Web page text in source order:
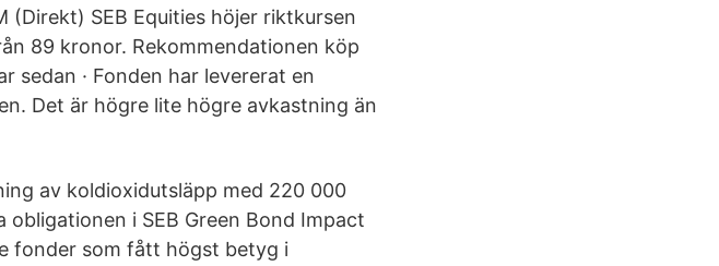
(Direkt) SEB Equities höjer riktkursen
89 kronor. Rekommendationen köp
sedan · Fonden har levererat en
Det är högre lite högre avkastning än
av koldioxidutsläpp med 220 000
i SEB Green Bond Impact
fonder som fått högst betyg i